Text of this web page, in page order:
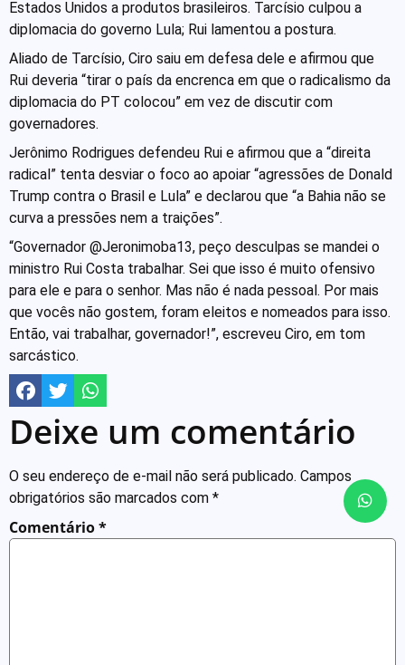
Estados Unidos a produtos brasileiros. Tarcísio culpou a
diplomacia do governo Lula; Rui lamentou a postura.
Aliado de Tarcísio, Ciro saiu em defesa dele e afirmou que
Rui deveria “tirar o país da encrenca em que o radicalismo da
diplomacia do PT colocou” em vez de discutir com
governadores.
Jerônimo Rodrigues defendeu Rui e afirmou que a “direita
radical” tenta desviar o foco ao apoiar “agressões de Donald
Trump contra o Brasil e Lula” e declarou que “a Bahia não se
curva a pressões nem a traições”.
“Governador @Jeronimoba13, peço desculpas se mandei o
ministro Rui Costa trabalhar. Sei que isso é muito ofensivo
para ele e para o senhor. Mas não é nada pessoal. Por mais
que vocês não gostem, foram eleitos e nomeados para isso.
Então, vai trabalhar, governador!”, escreveu Ciro, em tom
sarcástico.
Deixe um comentário
O seu endereço de e-mail não será publicado. Campos
obrigatórios são marcados com *
Comentário*